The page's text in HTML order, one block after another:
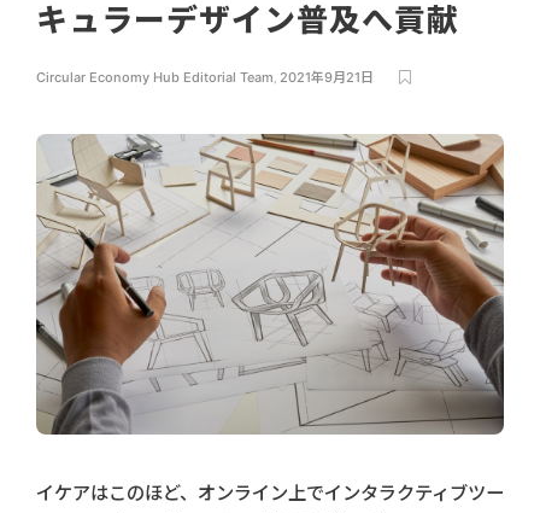
キュラーデザイン普及へ貢献
Circular Economy Hub Editorial Team, 2021年9月21日
イケアはこのほど、オンライン上でインタラクティブツー